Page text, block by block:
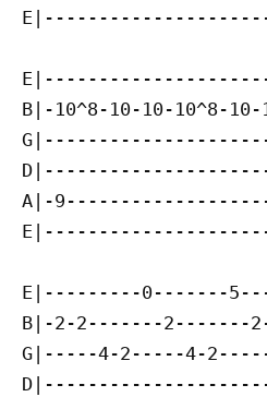
B|-10^8-10-10-
A|-
E|---------0-------
B|-2-2-------2-------
G|-----4-2-----4-